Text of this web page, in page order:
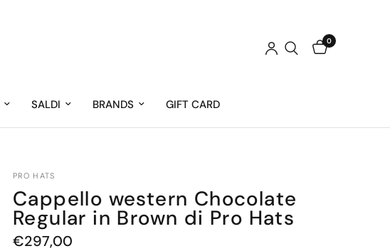
0
SALDI BRANDS GIFT CARD
PRO HATS
Cappello western Chocolate
Regular in Brown di Pro Hats
€297,00